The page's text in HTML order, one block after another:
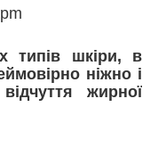
типів шкіри, в
ніжно і
жирної